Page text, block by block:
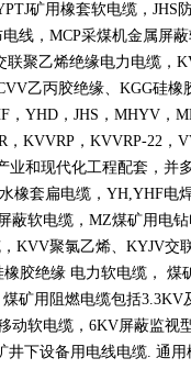
矿用橡套软电缆， JHS
线， MCP采煤机金属屏蔽
联聚乙烯绝缘电力电缆，
乙丙胶绝缘、 KGG硅橡
， YHD ， JHS ， MHYV ，
， KVVRP ， KVVRP-22 ，
和现代化工程配套，并
橡套扁电缆， YH,YHF电
蔽软电缆， MZ煤矿用电钻
KVV聚氯乙烯、 KYJV交
橡胶绝缘 电力软电缆， 煤
矿用阻燃电缆包括3.3KV
动软电缆， 6KV屏蔽监视
井下设备用电线电缆. 通用